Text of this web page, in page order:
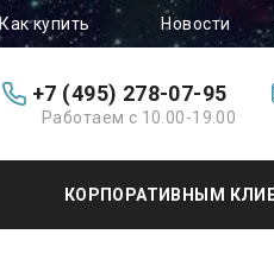
Как купить Новости
+7 (495) 278-07-95
Работаем с 10.00-19.00
КОРПОРАТИВНЫМ